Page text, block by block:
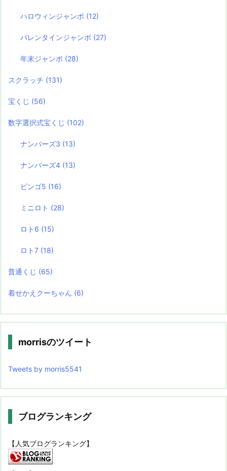
ハロウィンジャンボ (12)
バレンタインジャンボ (27)
年末ジャンボ (28)
スクラッチ (131)
宝くじ (56)
数字選択式宝くじ (102)
ナンバーズ3 (13)
ナンバーズ4 (13)
ビンゴ5 (16)
ミニロト (28)
ロト6 (15)
ロト7 (18)
普通くじ (65)
着せかえクーちゃん (6)
morrisのツイート
Tweets by morris5541
ブログランキング
【人気ブログランキング】